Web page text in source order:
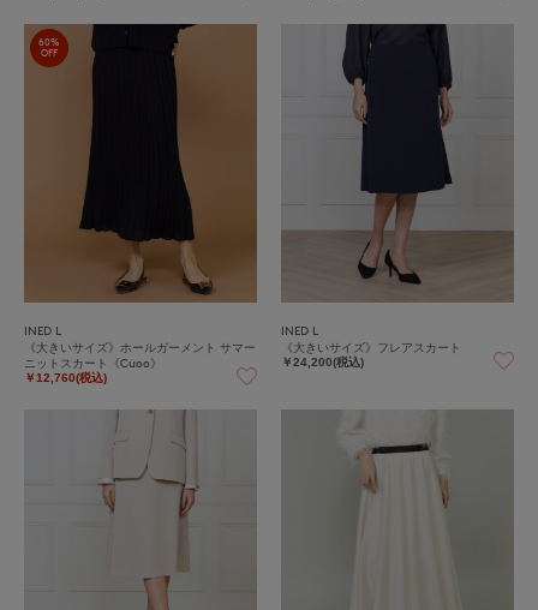
60%
OFF
INED L
《大きいサイズ》ホールガーメント サマー
ニットスカート《Cuoo》
￥12,760(税込)
INED L
《大きいサイズ》フレアスカート
￥24,200(税込)